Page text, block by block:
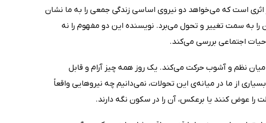
است که می‌خواهد دو نیروی اساسی زندگی جمعی را به ما نشان
را به سمت تغییر و تحول می‌برد. نویسنده این دو مفهوم را نه
اجتماعی بررسی می‌کند.
میان نظم و آشوب حرکت می‌کند. یک روز همه چیز آرام و قابل
از ما در میانه‌ی این تحولات، نمی‌دانیم چه نیروهایی واقعاً
عوض کنند یا برعکس، آن را در سکون نگه دارند.